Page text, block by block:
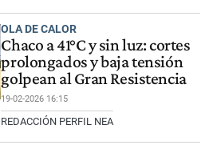
OLA DE CALOR
Chaco a 41°C y sin luz: cortes
prolongados y baja tensión
golpean al Gran Resistencia
19-02-2026 16:15
REDACCIÓN PERFIL NEA